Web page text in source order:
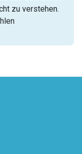
zu verstehen.